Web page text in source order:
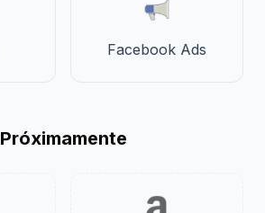
Facebook Ads
Próximamente